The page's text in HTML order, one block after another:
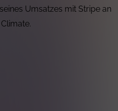
Umsatzes mit Stripe an